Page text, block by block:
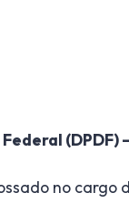
(DPDF)
no